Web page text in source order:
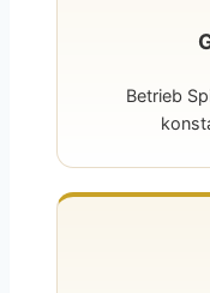
Betrieb